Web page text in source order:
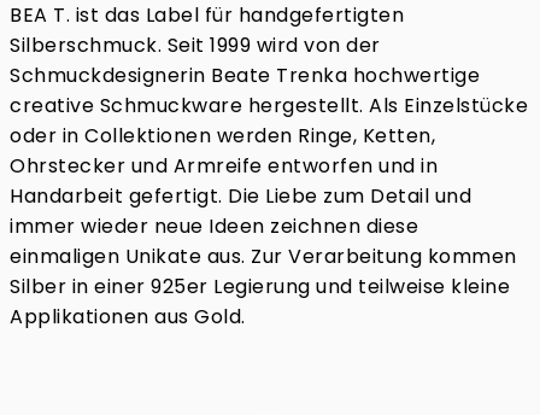
BEA T. ist das Label für handgefertigten
Silberschmuck. Seit 1999 wird von der
Schmuckdesignerin Beate Trenka hochwertige
creative Schmuckware hergestellt. Als Einzelstücke
oder in Collektionen werden Ringe, Ketten,
Ohrstecker und Armreife entworfen und in
Handarbeit gefertigt. Die Liebe zum Detail und
immer wieder neue Ideen zeichnen diese
einmaligen Unikate aus. Zur Verarbeitung kommen
Silber in einer 925er Legierung und teilweise kleine
Applikationen aus Gold.